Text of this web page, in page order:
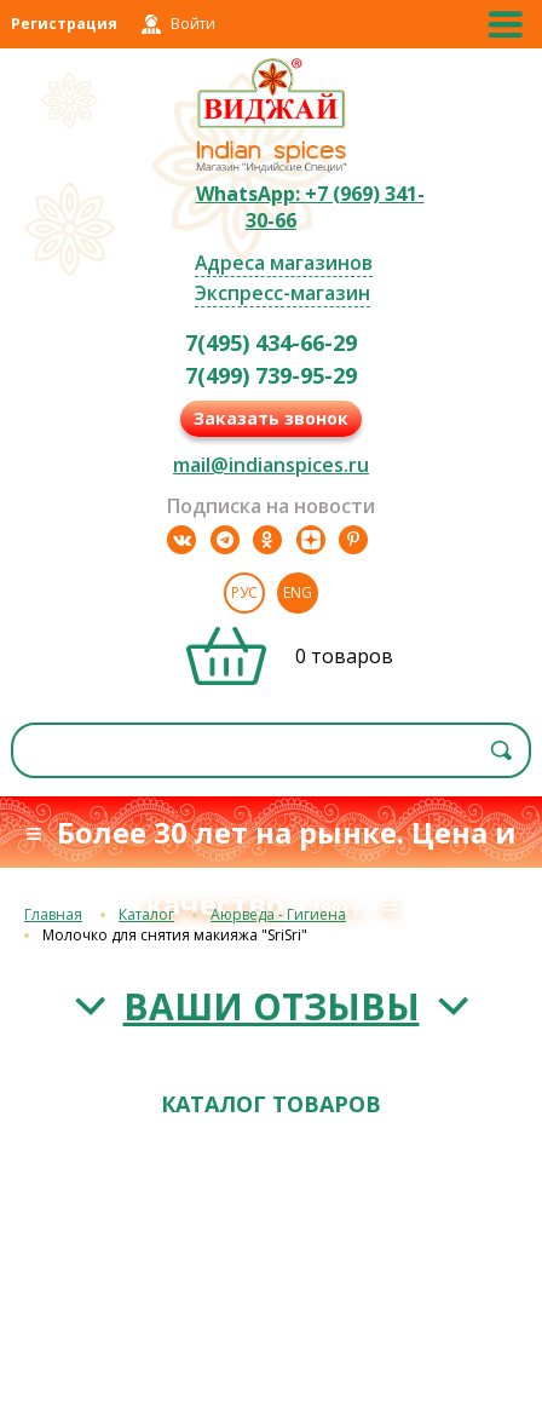
Регистрация Войти
WhatsApp: +7 (969) 341-
30-66
Адреса магазинов
Экспресс-магазин
7(495) 434-66-29
7(499) 739-95-29
Заказать звонок
mail@indianspices.ru
Подписка на новости
РУС ENG
0 товаров
≡ Более 30 лет на рынке. Цена и
качествос 1993 г. ≡
Главная Каталог
Аюрведа - Гигиена
Молочко для снятия макияжа "SriSri"
ВАШИ ОТЗЫВЫ
КАТАЛОГ ТОВАРОВ